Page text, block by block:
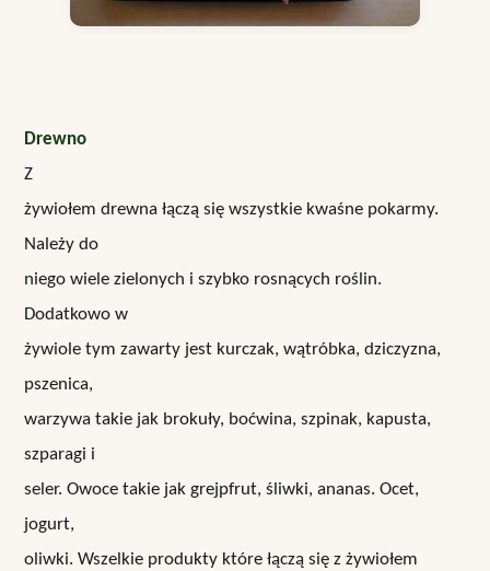
Drewno
Z
żywiołem drewna łączą się wszystkie kwaśne pokarmy.
Należy do
niego wiele zielonych i szybko rosnących roślin.
Dodatkowo w
żywiole tym zawarty jest kurczak, wątróbka, dziczyzna,
pszenica,
warzywa takie jak brokuły, boćwina, szpinak, kapusta,
szparagi i
seler. Owoce takie jak grejpfrut, śliwki, ananas. Ocet,
jogurt,
oliwki. Wszelkie produkty które łączą się z żywiołem